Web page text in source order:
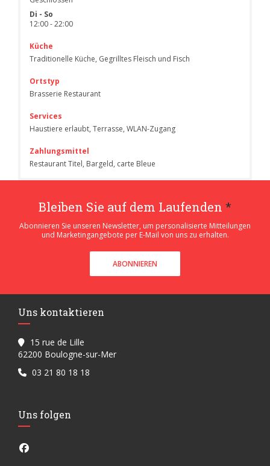
Di - So
12:00 - 22:00
Küche
Traditionelle Küche, Gegrilltes Fleisch und Fisch
Ortstyp
Brasserie Restaurant
Services
Haustiere erlaubt, Terrasse, WLAN-Zugang
Zahlungsmittel
Restaurant Titel, Bargeld, carte Bleue
Bleiben Sie auf dem Laufenden *
Abonnieren Sie unseren Newsletter, um personalisierte Mitteilungen
und Marketingangebote per E-Mail von uns zu erhalten.
ABONNIEREN
Uns kontaktieren
15 rue de Lille
62200 Boulogne-sur-Mer((öffnet ein neues Fenster))
03 21 80 18 18
Uns folgen
Facebook ((öffnet ein neues Fenster))